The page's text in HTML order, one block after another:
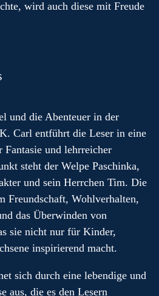
wird auch diese mit Freude
und die Abenteuer in der
Carl entführt die Leser in eine
und lehrreicher
steht der Welpe Paschinka,
und sein Herrchen Tim. Die
Freundschaft, Wohlverhalten,
das Überwinden von
sie nicht nur für Kinder,
inspirierend macht.
sich durch eine lebendige und
aus, die es den Lesern